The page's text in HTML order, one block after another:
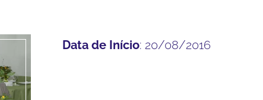
Data de Início: 20/08/2016